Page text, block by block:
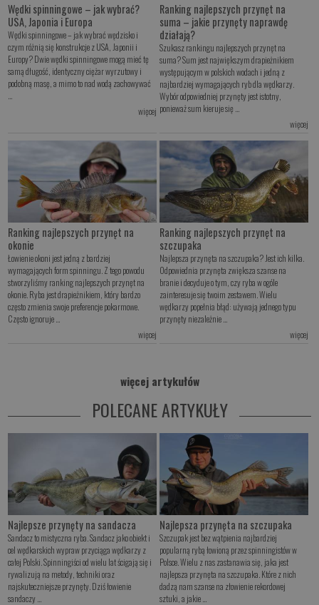
Wędki spinningowe – jak wybrać?
USA, Japonia i Europa
Wędki spinningowe – jak wybrać wędzisko i
czym różnią się konstrukcje z USA, Japonii i
Europy? Dwie wędki spinningowe mogą mieć tę
samą długość, identyczny ciężar wyrzutowy i
podobną masę, a mimo to nad wodą zachowywać
więcej
Ranking najlepszych przynęt na
suma – jakie przynęty naprawdę
działają?
Szukasz rankingu najlepszych przynęt na
suma? Sum jest największym drapieżnikiem
występującym w polskich wodach i jedną z
najbardziej wymagających ryb dla wędkarzy.
Wybór odpowiedniej przynęty jest istotny,
ponieważ sum kieruje się ...
więcej
Ranking najlepszych przynęt na
okonie
Łowienie okoni jest jedną z bardziej
wymagających form spinningu. Z tego powodu
stworzyliśmy ranking najlepszych przynęt na
okonie. Ryba jest drapieżnikiem, który bardzo
często zmienia swoje preferencje pokarmowe.
Często ignoruje ...
więcej
Ranking najlepszych przynęt na
szczupaka
Najlepsza przynęta na szczupaka? Jest ich kilka.
Odpowiednia przynęta zwiększa szanse na
branie i decyduje o tym, czy ryba w ogóle
zainteresuje się twoim zestawem. Wielu
wędkarzy popełnia błąd: używają jednego typu
przynęty niezależnie ...
więcej
więcej artykułów
POLECANE ARTYKUŁY
Najlepsze przynęty na sandacza
Sandacz to mistyczna ryba. Sandacz jako obiekt i
cel wędkarskich wypraw przyciąga wędkarzy z
całej Polski. Spinningiści od wielu lat ścigają się i
rywalizują na metody, techniki oraz
najskuteczniejsze przynęty. Dziś łowienie
sandaczy ...
Najlepsza przynęta na szczupaka
Szczupak jest bez wątpienia najbardziej
popularną rybą łowioną przez spinningistów w
Polsce. Wielu z nas zastanawia się, jaka jest
najlepsza przynęta na szczupaka. Które z nich
dadzą nam szanse na złowienie rekordowej
sztuki, a jakie ...